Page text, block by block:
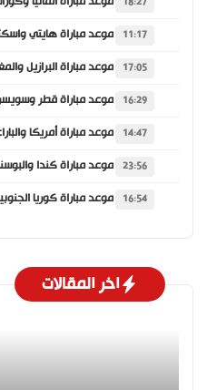
11:17
17:05
16:29
14:47
23:56
16:54
اخر المقالات